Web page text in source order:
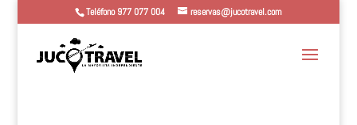
Teléfono 977 077 004 reservas@jucotravel.com